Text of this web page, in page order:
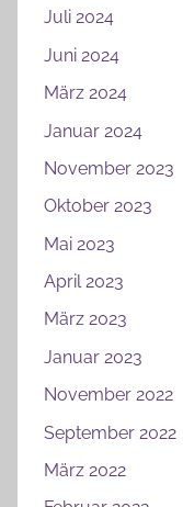
Juli 2024
Juni 2024
März 2024
Januar 2024
November 2023
Oktober 2023
Mai 2023
April 2023
März 2023
Januar 2023
November 2022
September 2022
März 2022